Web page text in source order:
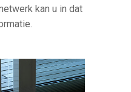
kan u in dat